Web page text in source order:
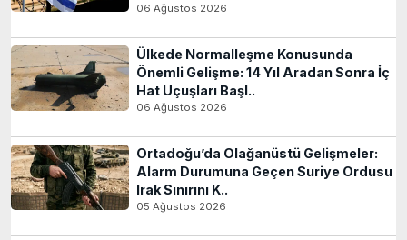
06 Ağustos 2026
Ülkede Normalleşme Konusunda
Önemli Gelişme: 14 Yıl Aradan Sonra İç
Hat Uçuşları Başl..
06 Ağustos 2026
Ortadoğu’da Olağanüstü Gelişmeler:
Alarm Durumuna Geçen Suriye Ordusu
Irak Sınırını K..
05 Ağustos 2026